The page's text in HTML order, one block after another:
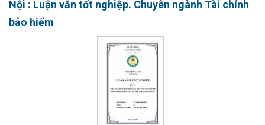
Nội : Luận văn tốt nghiệp. Chuyên ngành Tài chính
bảo hiểm